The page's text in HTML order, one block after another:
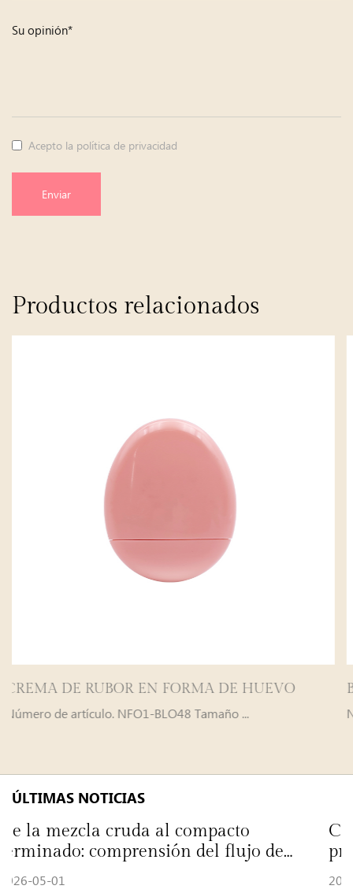
Su opinión*
Acepto la política de privacidad
Enviar
Productos relacionados
DE HUEVO
Número de artículo. NFO1-BLO48 Tamaño ...
Brillo de labios mate Velvet de
ÚLTIMAS NOTICIAS
flujo de
Cómo una fábrica de
produce fórmulas